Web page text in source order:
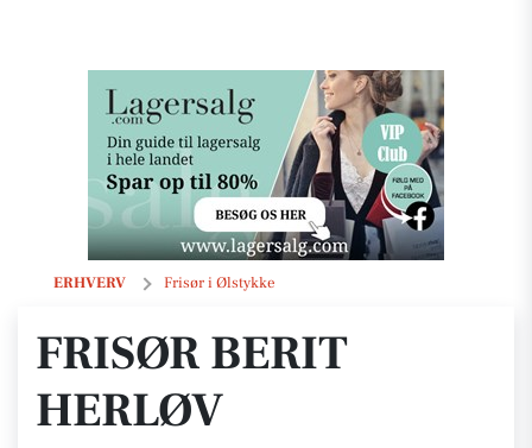
ERHVERV Frisør i Ølstykke
Frisør Berit Herløv
FRISØR BERIT
HERLØV